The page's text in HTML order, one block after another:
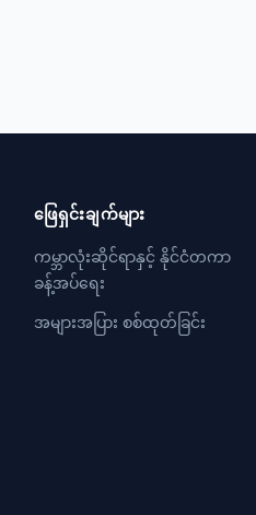
ဖြေရှင်းချက်များ
ကမ္ဘာလုံးဆိုင်ရာနှင့် နိုင်ငံတကာ
ခန့်အပ်ရေး
အများအပြား စစ်ထုတ်ခြင်း